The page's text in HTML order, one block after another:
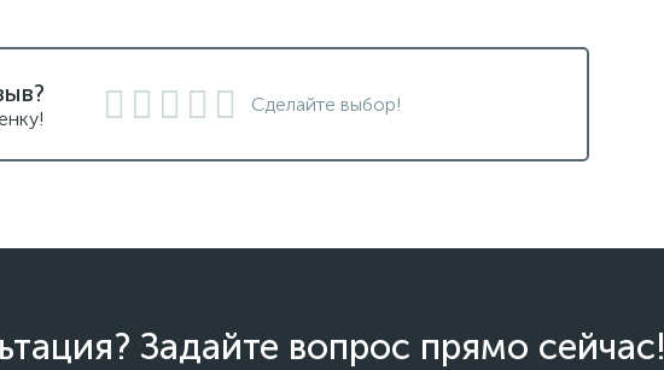
Сделайте выбор!
Задайте вопрос прямо сейчас!